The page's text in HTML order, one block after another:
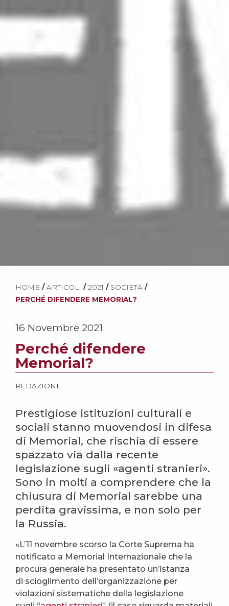
HOME / ARTICOLI / 2021 / SOCIETÀ /
PERCHÉ DIFENDERE MEMORIAL?
16 Novembre 2021
Perché difendere
Memorial?
REDAZIONE
Prestigiose istituzioni culturali e
sociali stanno muovendosi in difesa
di Memorial, che rischia di essere
spazzato via dalla recente
legislazione sugli «agenti stranieri».
Sono in molti a comprendere che la
chiusura di Memorial sarebbe una
perdita gravissima, e non solo per
la Russia.
«L’11 novembre scorso la Corte Suprema ha
notificato a Memorial Internazionale che la
procura generale ha presentato un’istanza
di scioglimento dell’organizzazione per
violazioni sistematiche della legislazione